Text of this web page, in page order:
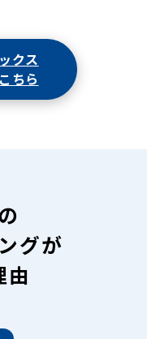
クス
ちら
グが
由